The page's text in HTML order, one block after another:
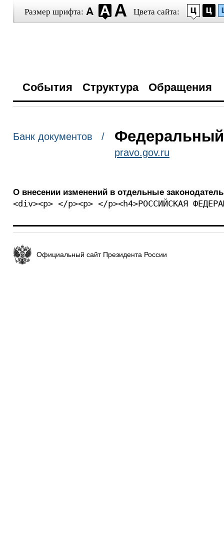
Размер шрифта: Цвета сайта:
События Структура Обращения
Банк документов / Федеральный
pravo.gov.ru
О внесении изменений в отдельные
<div><p> </p><p> </
Официальный сайт Президента России